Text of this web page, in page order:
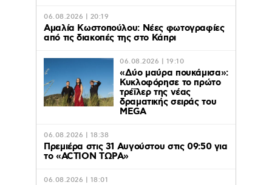
06.08.2026 | 20:19
Αμαλία Κωστοπούλου: Νέες φωτογραφίες
από τις διακοπές της στο Κάπρι
06.08.2026 | 19:10
«Δύο μαύρα πουκάμισα»:
Κυκλοφόρησε το πρώτο
τρέϊλερ της νέας
δραματικής σειράς του
MEGA
06.08.2026 | 18:38
Πρεμιέρα στις 31 Αυγούστου στις 09:50 για
το «ACTION ΤΩΡΑ»
06.08.2026 | 18:01